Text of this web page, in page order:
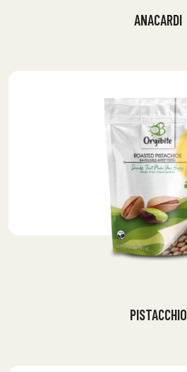
ANACARDI
PISTACCHIO